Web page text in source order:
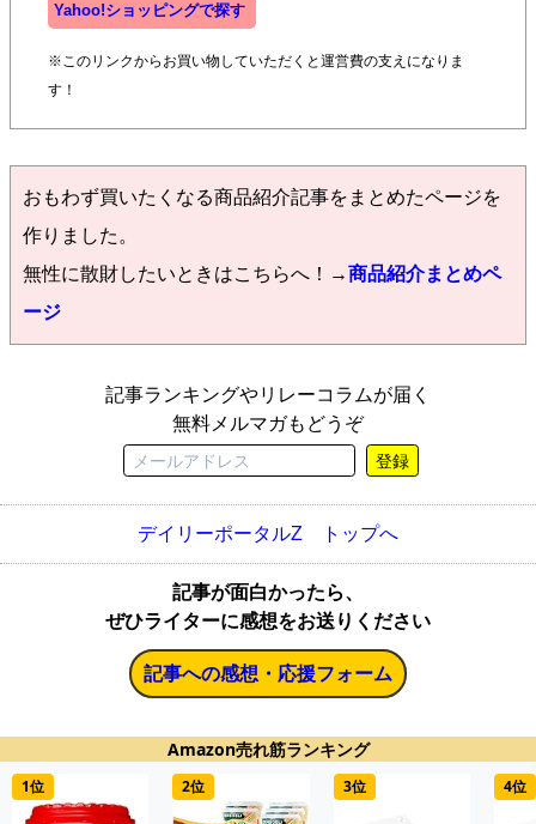
Yahoo!ショッピングで探す
※このリンクからお買い物していただくと運営費の支えになりま
す！
おもわず買いたくなる商品紹介記事をまとめたページを
作りました。
無性に散財したいときはこちらへ！→商品紹介まとめペ
ージ
記事ランキングやリレーコラムが届く
無料メルマガもどうぞ
登録
デイリーポータルZ トップへ
記事が面白かったら、
ぜひライターに感想をお送りください
記事への感想・応援フォーム
Amazon売れ筋ランキング
1位 2位 3位 4位